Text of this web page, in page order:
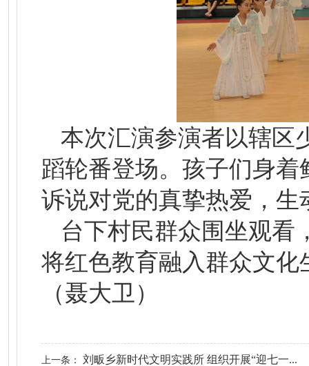
本次汇演参演者以辖区
蹈轮番登场。孩子们身
诉说对党的真挚热爱，
台下村民群众围坐观看
将红色教育融入群众文
（聂大卫）
上一条： 刘畈乡新时代文明实践所 组织开展“迎七一...